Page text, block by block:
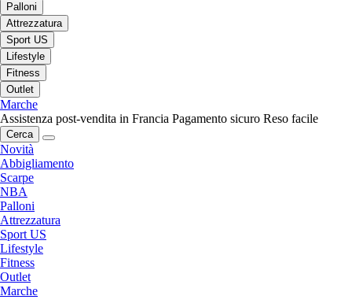
Palloni
Attrezzatura
Sport US
Lifestyle
Fitness
Outlet
Marche
Assistenza post-vendita in Francia Pagamento sicuro Reso facile
Cerca
Novità
Abbigliamento
Scarpe
NBA
Palloni
Attrezzatura
Sport US
Lifestyle
Fitness
Outlet
Marche